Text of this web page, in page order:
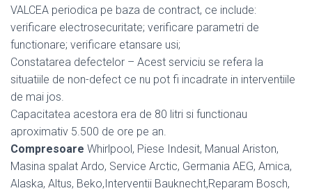
VALCEA periodica pe baza de contract, ce include:
verificare electrosecuritate; verificare parametri de
functionare; verificare etansare usi;
Constatarea defectelor – Acest serviciu se refera la
situatiile de non-defect ce nu pot fi incadrate in interventiile
de mai jos.
Capacitatea acestora era de 80 litri si functionau
aproximativ 5.500 de ore pe an.
Compresoare Whirlpool, Piese Indesit, Manual Ariston,
Masina spalat Ardo, Service Arctic, Germania AEG, Amica,
Alaska, Altus, Beko,Interventii Bauknecht,Reparam Bosch,